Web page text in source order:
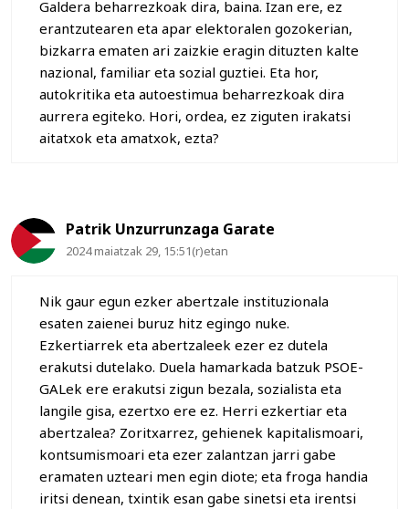
Galdera beharrezkoak dira, baina. Izan ere, ez
erantzutearen eta apar elektoralen gozokerian,
bizkarra ematen ari zaizkie eragin dituzten kalte
nazional, familiar eta sozial guztiei. Eta hor,
autokritika eta autoestimua beharrezkoak dira
aurrera egiteko. Hori, ordea, ez ziguten irakatsi
aitatxok eta amatxok, ezta?
Patrik Unzurrunzaga Garate
2024 maiatzak 29, 15:51(r)etan
Nik gaur egun ezker abertzale instituzionala
esaten zaienei buruz hitz egingo nuke.
Ezkertiarrek eta abertzaleek ezer ez dutela
erakutsi dutelako. Duela hamarkada batzuk PSOE-
GALek ere erakutsi zigun bezala, sozialista eta
langile gisa, ezertxo ere ez. Herri ezkertiar eta
abertzalea? Zoritxarrez, gehienek kapitalismoari,
kontsumismoari eta ezer zalantzan jarri gabe
eramaten uzteari men egin diote; eta froga handia
iritsi denean, txintik esan gabe sinetsi eta irentsi